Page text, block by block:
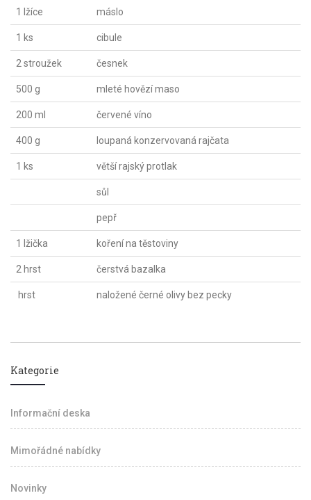
1 lžíce máslo
1 ks cibule
2 stroužek česnek
500 g mleté hovězí maso
200 ml červené víno
400 g loupaná konzervovaná rajčata
1 ks větší rajský protlak
sůl
pepř
1 lžička koření na těstoviny
2 hrst čerstvá bazalka
hrst naložené černé olivy bez pecky
Kategorie
Informační deska
Mimořádné nabídky
Novinky